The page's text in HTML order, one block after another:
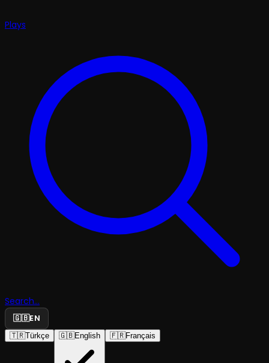
Plays
Search...
🇬🇧EN
🇹🇷Türkçe 🇬🇧English 🇫🇷Français